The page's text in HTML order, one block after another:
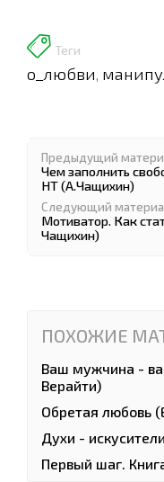
Теги
о_любви,
Предыдущий
Чем заполнить
НТ (А.Чащихин)
Следующий
Мотиватор. Как
Чащихин)
ПОХОЖИЕ
Ваш мужчина -
Верaйти)
Обретая любовь
Духи -
Первый шаг.